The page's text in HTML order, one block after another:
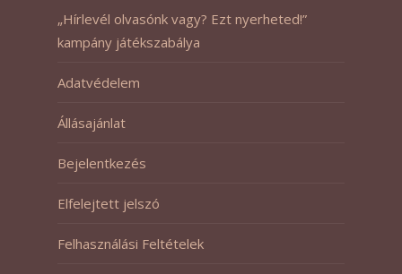
„Hírlevél olvasónk vagy? Ezt nyerheted!”
kampány játékszabálya
Adatvédelem
Állásajánlat
Bejelentkezés
Elfelejtett jelszó
Felhasználási Feltételek